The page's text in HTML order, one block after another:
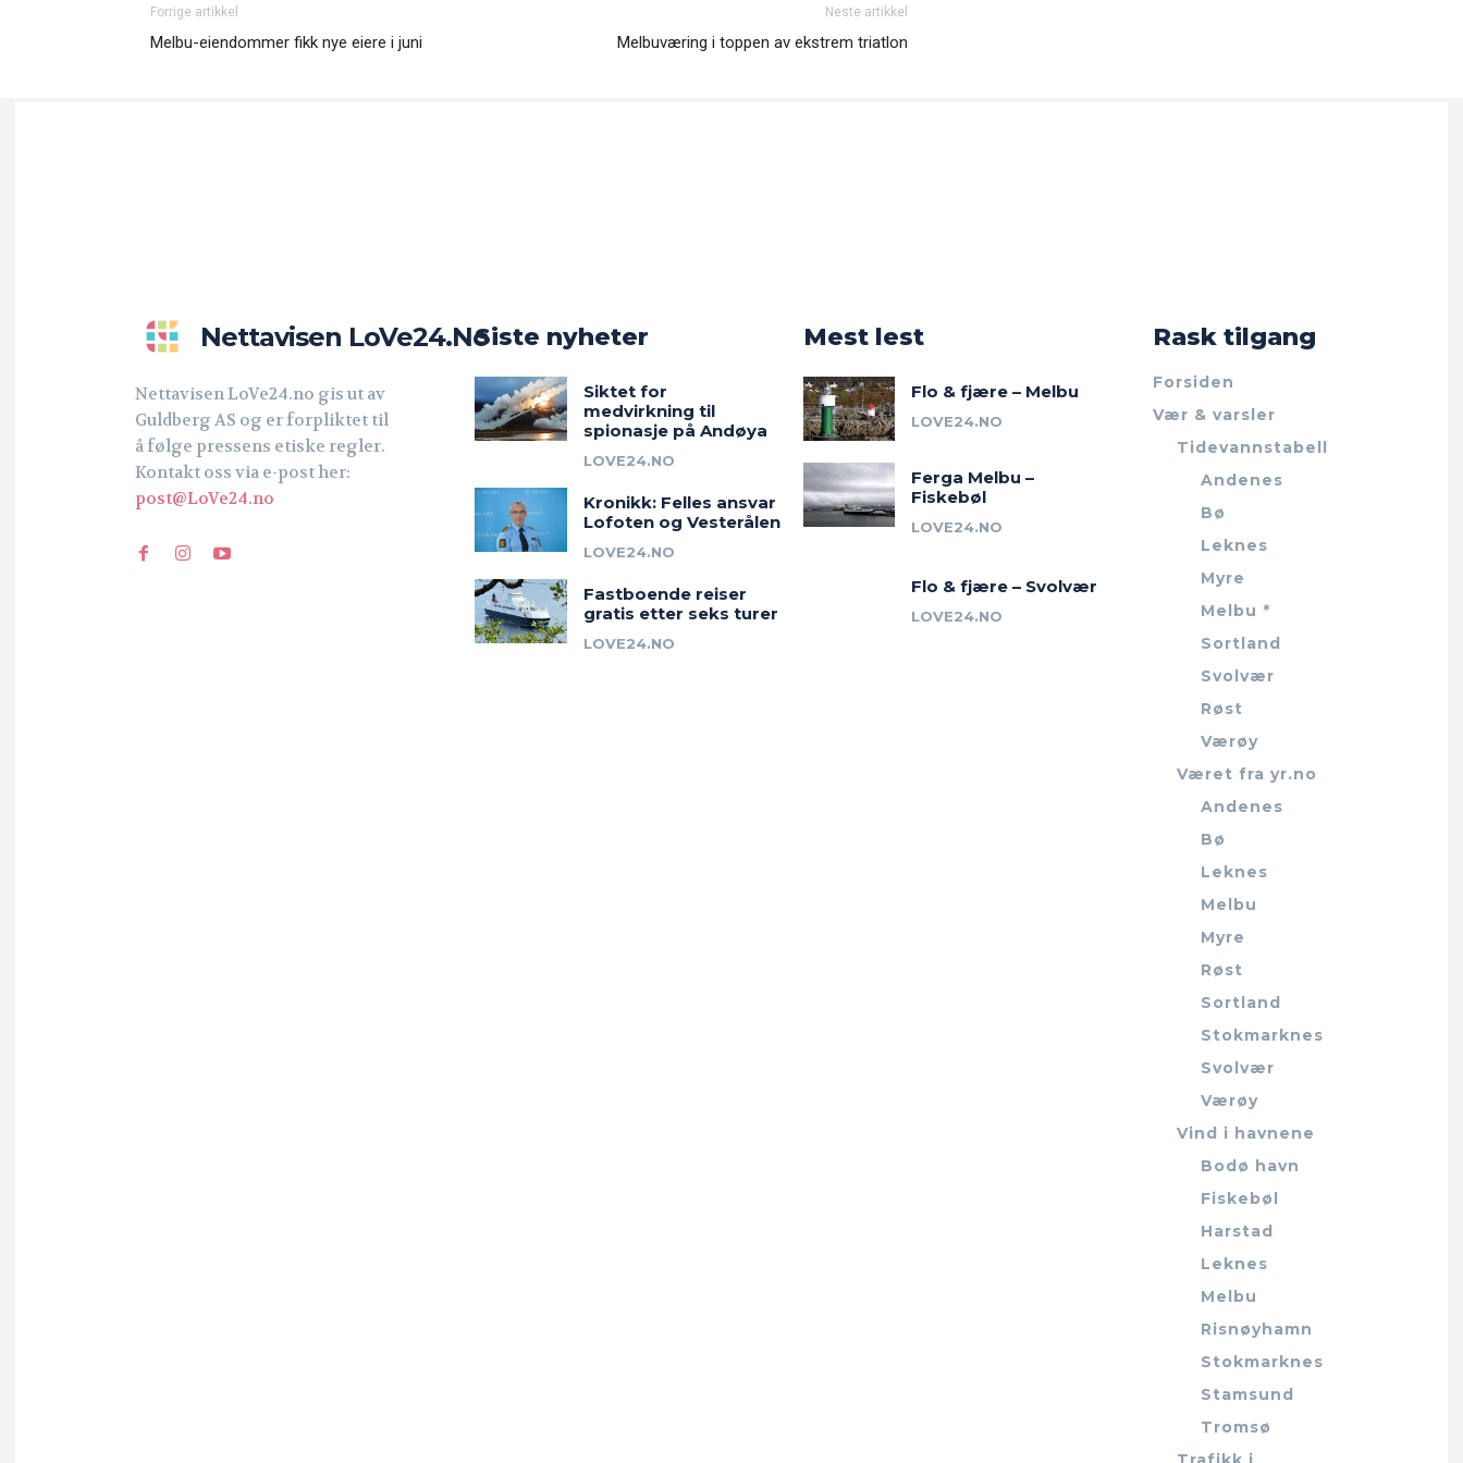
Forrige artikkel
Melbu-eiendommer fikk nye eiere i juni
Neste artikkel
Melbuværing i toppen av ekstrem triatlon
Nettavisen LoVe24.no
Nettavisen LoVe24.no gis ut av
Guldberg AS og er forpliktet til
å følge pressens etiske regler.
Kontakt oss via e-post her:
post@LoVe24.no
Siste nyheter
Siktet for
medvirkning til
spionasje på Andøya
LOVE24.NO
Kronikk: Felles ansvar
Lofoten og Vesterålen
LOVE24.NO
Fastboende reiser
gratis etter seks turer
LOVE24.NO
Mest lest
Flo & fjære – Melbu
LOVE24.NO
Ferga Melbu –
Fiskebøl
LOVE24.NO
Flo & fjære – Svolvær
LOVE24.NO
Rask tilgang
Forsiden
Vær & varsler
Tidevannstabell
Andenes
Bø
Leknes
Myre
Melbu *
Sortland
Svolvær
Røst
Værøy
Været fra yr.no
Andenes
Bø
Leknes
Melbu
Myre
Røst
Sortland
Stokmarknes
Svolvær
Værøy
Vind i havnene
Bodø havn
Fiskebøl
Harstad
Leknes
Melbu
Risnøyhamn
Stokmarknes
Stamsund
Tromsø